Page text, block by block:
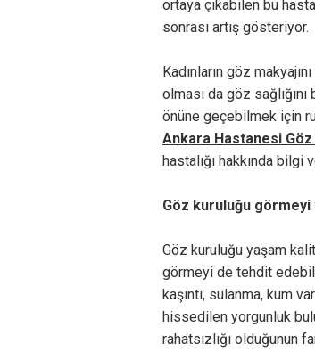
ortaya çıkabilen bu
sonrası artış gösteriyor.
Kadınların göz
olması da göz
önüne geçebilmek için
Ankara Hastanesi Göz
hastalığı hakkında bilgi
Göz kuruluğu
Göz kuruluğu yaşam
görmeyi de tehdit
kaşıntı, sulanma, kum
hissedilen yorgunluk
rahatsızlığı olduğunun